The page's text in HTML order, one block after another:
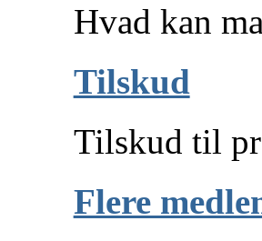
Hvad kan
Tilskud
Tilskud til
Flere